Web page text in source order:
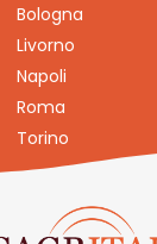
Bologna
Livorno
Napoli
Roma
Torino